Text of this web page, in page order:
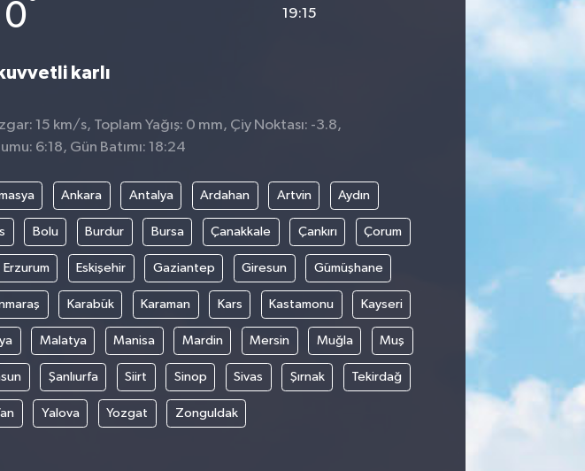
0
karlı
19:15
15 km/s, Toplam Yağış: 0 mm, Çiy Noktası: -3.8,
6:18, Gün Batımı: 18:24
Ankara Antalya Ardahan Artvin Aydın
Bolu Burdur Bursa Çanakkale Çankırı Çorum
Erzurum Eskişehir Gaziantep Giresun Gümüşhane
Karabük Karaman Kars Kastamonu Kayseri
Malatya Manisa Mardin Mersin Muğla Muş
Şanlıurfa Siirt Sinop Sivas Şırnak Tekirdağ
Yalova Yozgat Zonguldak